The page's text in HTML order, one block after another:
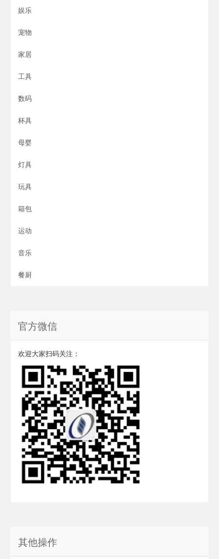
娱乐
宠物
家居
工具
数码
杯具
母婴
灯具
玩具
箱包
运动
音乐
餐厨
官方微信
欢迎大家扫码关注：
其他操作